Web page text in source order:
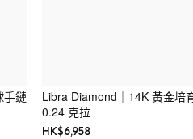
手鏈
Libra Diamond｜14K 黃金培
0.24 克拉
HK$6,958